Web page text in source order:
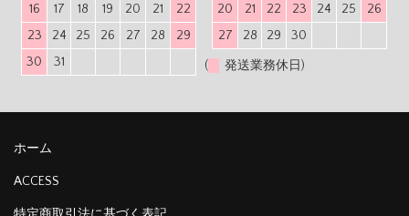
16
17 18 19 20 21
22
23
24 25 26 27 28
29
30
31
20
21 22 23 24 25
26
27
28 29 30
( 発送業務休日)
ホーム
ACCESS